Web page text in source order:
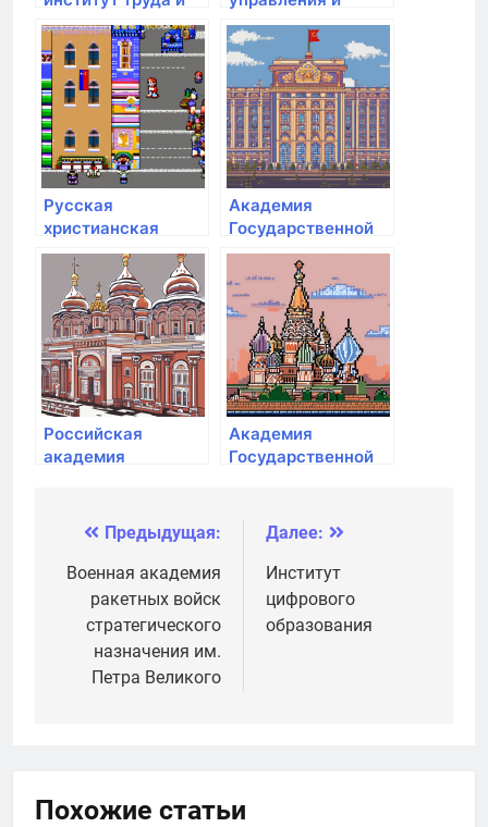
права
производства
Русская
христианская
гуманитарная
академия им. Ф.М.
Достоевского
Академия
Государственной
противопожарной
службы МЧС РФ
Российская
академия
Академия
Государственной
Навигация
по
записям
Предыдущая:
Военная академия
ракетных войск
стратегического
назначения им.
Петра Великого
Далее:
Институт
цифрового
образования
Похожие статьи